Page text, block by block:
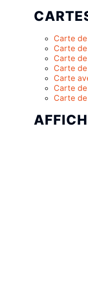
Carte
Carte
Carte
Carte
Carte
Carte
Carte